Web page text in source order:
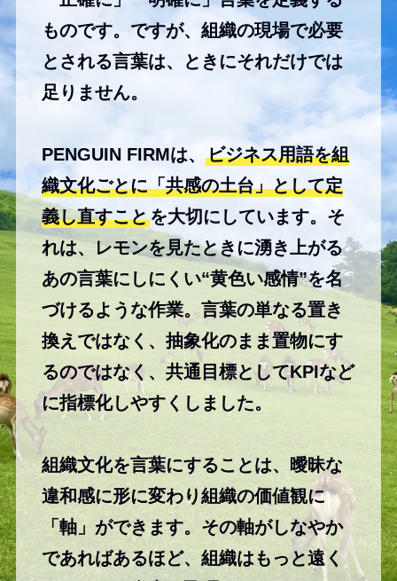
ものです。ですが、組織の現場で必要
とされる言葉は、ときにそれだけでは
足りません。
PENGUIN FIRMは、ビジネス用語を組
織文化ごとに「共感の土台」として定
義し直すことを大切にしています。そ
れは、レモンを見たときに湧き上がる
あの言葉にしにくい“黄色い感情”を名
づけるような作業。言葉の単なる置き
換えではなく、抽象化のまま置物にす
るのではなく、共通目標としてKPIなど
に指標化しやすくしました。
組織文化を言葉にすることは、曖昧な
違和感に形に変わり組織の価値観に
「軸」ができます。その軸がしなやか
であればあるほど、組織はもっと遠く